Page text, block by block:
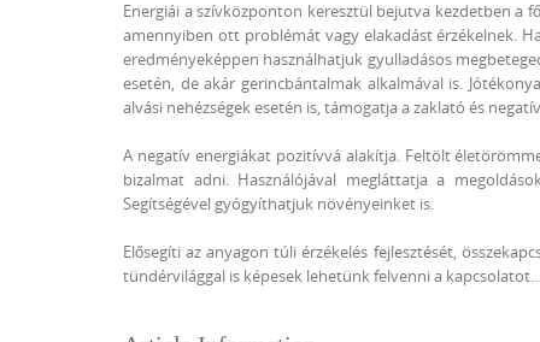
Energiái a szívközponton keresztül bejutva kezdetben a
amennyiben ott problémát vagy elakadást érzékelnek.
eredményeképpen használhatjuk gyulladásos
esetén, de akár gerincbántalmak alkalmával is.
alvási nehézségek esetén is, támogatja a zaklató és
A negatív energiákat pozitívvá alakítja. Feltölt
bizalmat adni. Használójával megláttatja a
Segítségével gyógyíthatjuk növényeinket is.
Elősegíti az anyagon túli érzékelés fejlesztését,
tündérvilággal is képesek lehetünk felvenni a kapcsolatot…